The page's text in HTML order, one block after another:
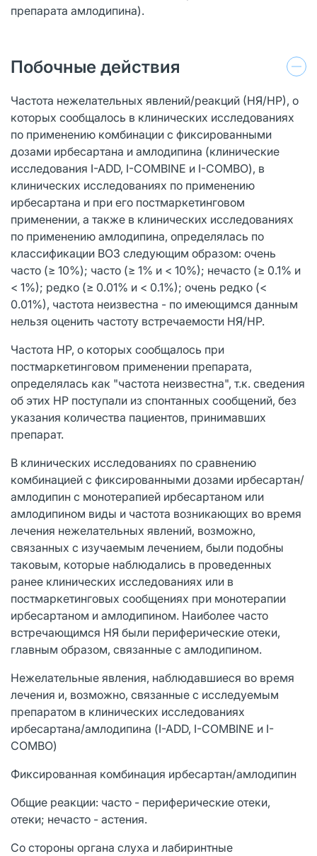
препарата амлодипина).
Побочные действия
Частота нежелательных явлений/реакций (НЯ/НР), о
которых сообщалось в клинических исследованиях
по применению комбинации с фиксированными
дозами ирбесартана и амлодипина (клинические
исследования I-ADD, I-СОМВINЕ и I-COMBO), в
клинических исследованиях по применению
ирбесартана и при его постмаркетинговом
применении, а также в клинических исследованиях
по применению амлодипина, определялась по
классификации ВОЗ следующим образом: очень
часто (≥ 10%); часто (≥ 1% и < 10%); нечасто (≥ 0.1% и
< 1%); редко (≥ 0.01% и < 0.1%); очень редко (<
0.01%), частота неизвестна - по имеющимся данным
нельзя оценить частоту встречаемости НЯ/НР.
Частота HP, о которых сообщалось при
постмаркетинговом применении препарата,
определялась как "частота неизвестна", т.к. сведения
об этих HP поступали из спонтанных сообщений, без
указания количества пациентов, принимавших
препарат.
В клинических исследованиях по сравнению
комбинацией с фиксированными дозами ирбесартан/
амлодипин с монотерапией ирбесартаном или
амлодипином виды и частота возникающих во время
лечения нежелательных явлений, возможно,
связанных с изучаемым лечением, были подобны
таковым, которые наблюдались в проведенных
ранее клинических исследованиях или в
постмаркетинговых сообщениях при монотерапии
ирбесартаном и амлодипином. Наиболее часто
встречающимся НЯ были периферические отеки,
главным образом, связанные с амлодипином.
Нежелательные явления, наблюдавшиеся во время
лечения и, возможно, связанные с исследуемым
препаратом в клинических исследованиях
ирбесартана/амлодипина (I-ADD, I-COMBINE и I-
COMBO)
Фиксированная комбинация ирбесартан/амлодипин
Общие реакции: часто - периферические отеки,
отеки; нечасто - астения.
Со стороны органа слуха и лабиринтные